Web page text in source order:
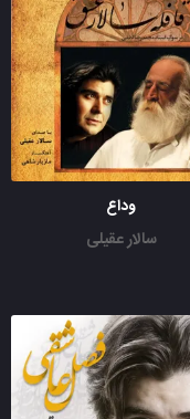
وداع
سالار عقیلی